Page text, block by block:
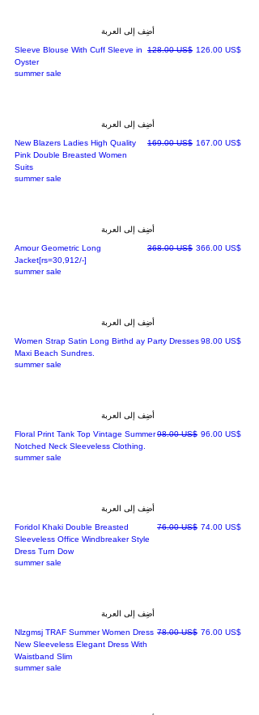
أضِف إلى العربة
Sleeve Blouse With Cuff Sleeve in
Oyster
سعر عادي‏128.00 US$ سعر البيع‏126.00 US$
summer sale
أضِف إلى العربة
New Blazers Ladies High Quality
Pink Double Breasted Women
Suits
سعر عادي‏169.00 US$ سعر البيع‏167.00 US$
summer sale
أضِف إلى العربة
Amour Geometric Long
Jacket[rs=30,912/-]
سعر عادي‏368.00 US$ سعر البيع‏366.00 US$
summer sale
أضِف إلى العربة
Women Strap Satin Long Birthd ay Party Dresses
Maxi Beach Sundres.
السعر ‏98.00 US$
summer sale
أضِف إلى العربة
Floral Print Tank Top Vintage Summer
Notched Neck Sleeveless Clothing.
سعر عادي
‏98.00 US$ سعر البيع‏96.00 US$
summer sale
أضِف إلى العربة
Foridol Khaki Double Breasted
Sleeveless Office Windbreaker Style
Dress Turn Dow
سعر عادي
‏76.00 US$ سعر البيع‏74.00 US$
summer sale
أضِف إلى العربة
Nlzgmsj TRAF Summer Women Dress
New Sleeveless Elegant Dress With
Waistband Slim
سعر عادي
‏78.00 US$ سعر البيع‏76.00 US$
summer sale